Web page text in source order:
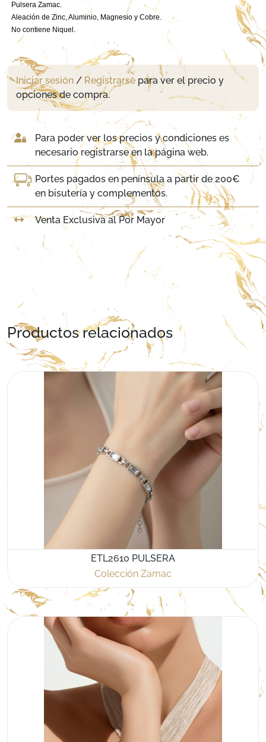
Pulsera Zamac.
Aleación de Zinc, Aluminio, Magnesio y Cobre.
No contiene Niquel.
Iniciar sesión / Registrarse para ver el precio y
opciones de compra.
Para poder ver los precios y condiciones es
necesario registrarse en la página web.
Portes pagados en península a partir de 200€
en bisutería y complementos.
Venta Exclusiva al Por Mayor
Productos relacionados
ETL2610 PULSERA
Colección Zamac